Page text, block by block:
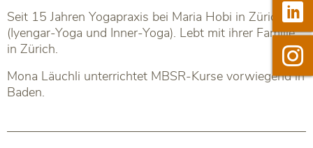
Seit 15 Jahren Yogapraxis bei Maria Hobi in Zürich
(Iyengar-Yoga und Inner-Yoga). Lebt mit ihrer Familie
in Zürich.
Mona Läuchli unterrichtet MBSR-Kurse vorwiegend in
Baden.

